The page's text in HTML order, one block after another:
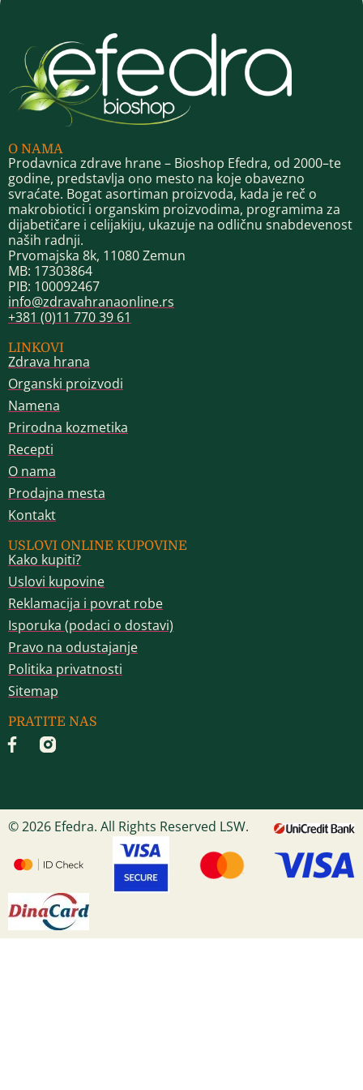
O NAMA
Prodavnica zdrave hrane – Bioshop Efedra, od 2000–te
godine, predstavlja ono mesto na koje obavezno
svraćate. Bogat asortiman proizvoda, kada je reč o
makrobiotici i organskim proizvodima, programima za
dijabetičare i celijakiju, ukazuje na odličnu snabdevenost
naših radnji.
Prvomajska 8k, 11080 Zemun
MB: 17303864
PIB: 100092467
info@zdravahranaonline.rs
+381 (0)11 770 39 61
LINKOVI
Zdrava hrana
Organski proizvodi
Namena
Prirodna kozmetika
Recepti
O nama
Prodajna mesta
Kontakt
USLOVI ONLINE KUPOVINE
Kako kupiti?
Uslovi kupovine
Reklamacija i povrat robe
Isporuka (podaci o dostavi)
Pravo na odustajanje
Politika privatnosti
Sitemap
PRATITE NAS
© 2026 Efedra. All Rights Reserved LSW.